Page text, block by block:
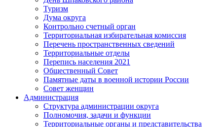
Туризм
Дума округа
Контрольно счетный орган
Территориальная избирательная комиссия
Перечень пространственных сведений
Территориальные отделы
Перепись населения 2021
Общественный Совет
Памятные даты в военной истории России
Совет женщин
Администрация
Структура администрации округа
Полномочия, задачи и функции
Территориальные органы и представительства